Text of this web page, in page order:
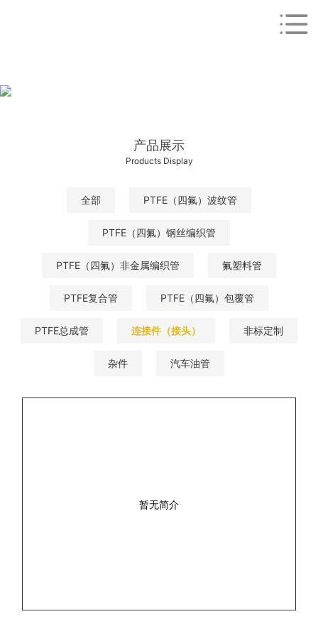
产品展示
Products Display
全部 PTFE（四氟）波纹管
PTFE（四氟）钢丝编织管
PTFE（四氟）非金属编织管 氟塑料管
PTFE复合管 PTFE（四氟）包覆管
PTFE总成管 连接件（接头） 非标定制
杂件 汽车油管
暂无简介